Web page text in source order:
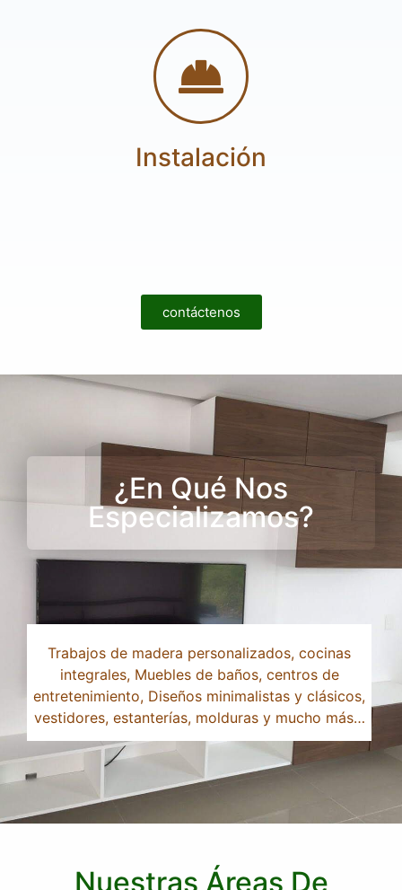
Instalación
contáctenos
¿En Qué Nos
Especializamos?
Trabajos de madera personalizados, cocinas
integrales, Muebles de baños, centros de
entretenimiento, Diseños minimalistas y clásicos,
vestidores, estanterías, molduras y mucho más…
Nuestras Áreas De